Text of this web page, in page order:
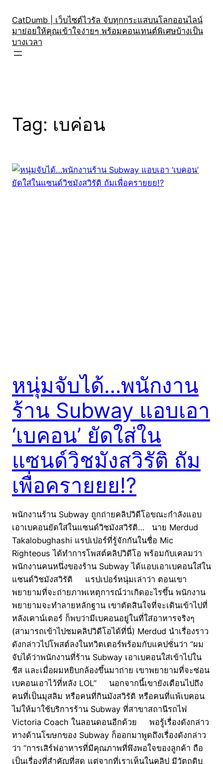
content
CatDumb | เว็บไซต์ไวรัล จับทุกกระแสบนโลกออนไลน์
มาย่อยให้คุณเข้าใจง่ายๆ พร้อมคอนเทนต์พิเศษบ้างเป็น
บางเวลา
Tag: เบค่อน
หนุ่มจับได้…พนักงาน
ร้าน Subway แอบเอา
‘เบคอน’ ยัดใส่ใน
แซนด์วิชมังสวิรัติ ถัม
เพื่อครายยย!?
พนักงานร้าน Subway ถูกถ่ายคลิปวิดีโอขณะกำลังแอบ
เอาเบคอนยัดใส่ในแซนด์วิชมังสวิรัติ… นาย Merdud
Takalobughashi แรปเปอร์ที่รู้จักกันในชื่อ Mic
Righteous ได้ทำการโพสต์คลิปวิดีโอ พร้อมกับเคลมว่า
พนักงานคนหนึ่งของร้าน Subway ได้แอบเอาเบคอนใส่ใน
แซนด์วิชมังสวิรัติ แรปเปอร์หนุ่มเล่าว่า ตอนเขา
พยายามที่จะถ่ายภาพเหตุการณ์ว่าเกิดอะไรขึ้น พนักงาน
พยายามจะทำลายหลักฐาน เขาตัดสินใจที่จะเดินเข้าไปที่
หลังเคาน์เตอร์ ก็พบว่ามีเบคอนอยู่ในที่ใส่อาหารจริงๆ
(สามารถเข้าไปชมคลิปวิดีโอได้ที่นี่) Merdud นำเรื่องราว
ดังกล่าวไปโพสต์ลงในทวิตเตอร์พร้อมกับแคปชั่นว่า “ผม
จับได้ว่าพนักงานที่ร้าน Subway เอาเบคอนใส่เข้าไปใน
ชีส และเมื่อผมหยิบกล้องขึ้นมาถ่าย เขาพยายามที่จะซ่อน
เบคอนเอาไว้ที่หลัง LOL” นอกจากนี้เขายังเตือนไปถึง
คนที่เป็นมุสลิม หรือคนที่กินมังสวิรัติ หรือคนที่แพ้เบคอน
ไม่ให้มาใช้บริการร้าน Subway ที่สาขาสถานีรถไฟ
Victoria Coach ในลอนดอนอีกด้วย พอรู้เรื่องดังกล่าว
ทางด้านโฆษกของ Subway ก็ออกมาพูดถึงเรื่องดังกล่าว
ว่า “การเสิร์ฟอาหารที่มีคุณภาพที่พึงพอใจของลูกค้า ถือ
เป็นเรื่องที่สำคัญที่สุด แต่จากที่เราเห็นในคลิป มีวัตถุดิบ